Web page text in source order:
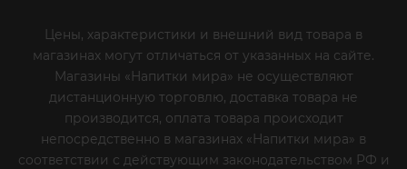
Цены, характеристики и внешний вид товара в
магазинах могут отличаться от указанных на сайте.
Магазины «Напитки мира» не осуществляют
дистанционную торговлю, доставка товара не
производится, оплата товара происходит
непосредственно в магазинах «Напитки мира» в
соответствии с действующим законодательством РФ и